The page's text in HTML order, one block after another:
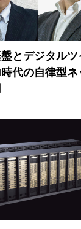
とデジタルツ
代の自律型ネ